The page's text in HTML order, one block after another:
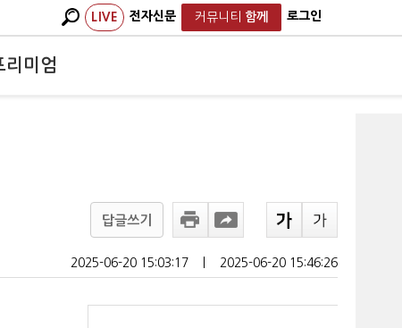
LIVE 전자신문 커뮤니티 함께 로그인
리미엄
답글쓰기
2025-06-20 15:03:17 2025-06-20 15:46:26